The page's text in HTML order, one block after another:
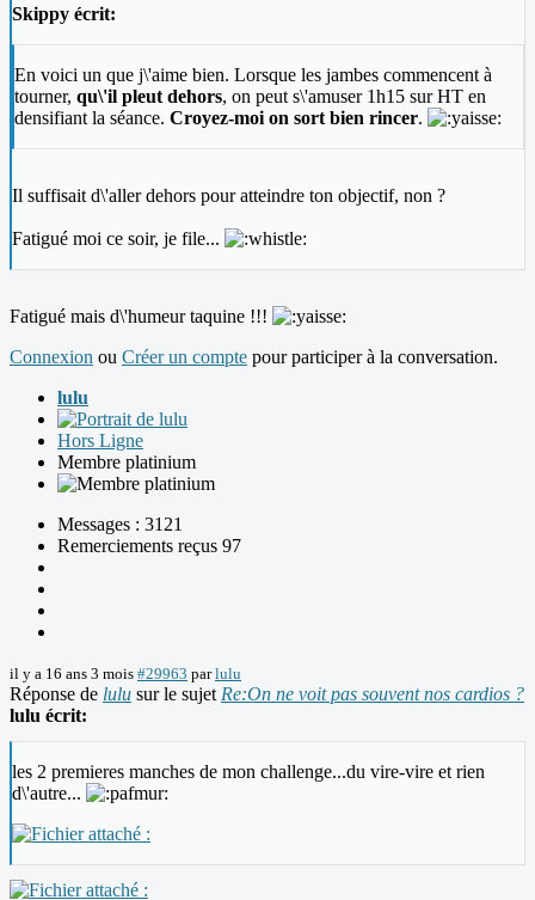
Skippy écrit:
En voici un que j\'aime bien. Lorsque les jambes commencent à
tourner, qu\'il pleut dehors, on peut s\'amuser 1h15 sur HT en
densifiant la séance. Croyez-moi on sort bien rincer.
Il suffisait d\'aller dehors pour atteindre ton objectif, non ?
Fatigué moi ce soir, je file...
Fatigué mais d\'humeur taquine !!!
Connexion ou Créer un compte pour participer à la conversation.
lulu
Hors Ligne
Membre platinium
Messages : 3121
Remerciements reçus 97
il y a 16 ans 3 mois #29963 parlulu
Réponse de lulu sur le sujet Re:On ne voit pas souvent nos cardios ?
lulu écrit:
les 2 premieres manches de mon challenge...du vire-vire et rien
d\'autre...